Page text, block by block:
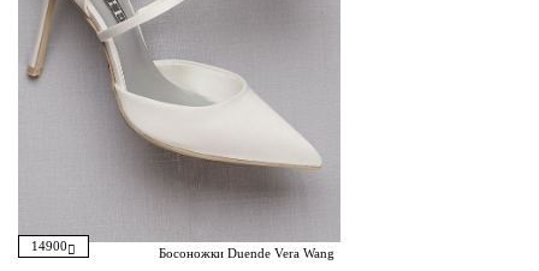
14900 Босоножки Duende Vera Wang